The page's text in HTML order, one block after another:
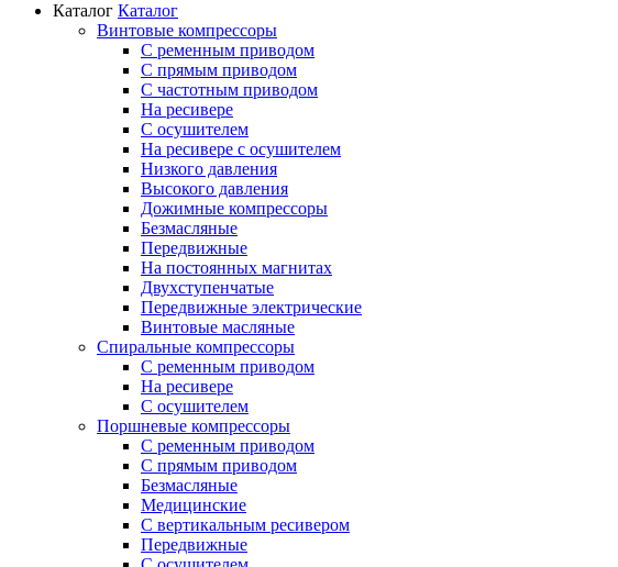
Каталог Каталог
Винтовые компрессоры
С ременным приводом
С прямым приводом
С частотным приводом
На ресивере
С осушителем
На ресивере с осушителем
Низкого давления
Высокого давления
Дожимные компрессоры
Безмасляные
Передвижные
На постоянных магнитах
Двухступенчатые
Передвижные электрические
Винтовые масляные
Спиральные компрессоры
С ременным приводом
На ресивере
С осушителем
Поршневые компрессоры
С ременным приводом
С прямым приводом
Безмасляные
Медицинские
С вертикальным ресивером
Передвижные